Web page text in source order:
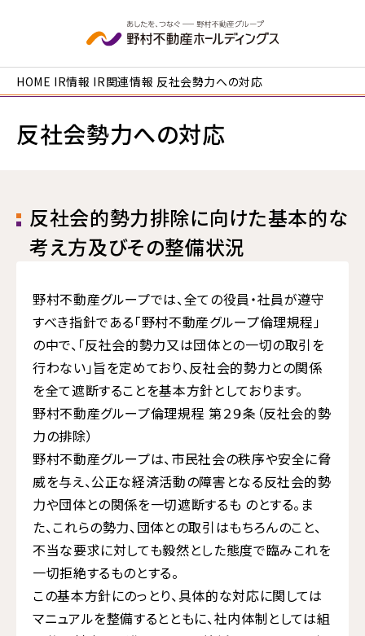
HOME IR情報 IR関連情報 反社会勢力への対応
反社会勢力への対応
反社会的勢力排除に向けた基本的な
考え方及びその整備状況
野村不動産グループでは、全ての役員・社員が遵守
すべき指針である「野村不動産グループ倫理規程」
の中で、「反社会的勢力又は団体との一切の取引を
行わない」旨を定めており、反社会的勢力との関係
を全て遮断することを基本方針としております。
野村不動産グループ倫理規程 第２９条（反社会的勢
力の排除）
野村不動産グループは、市民社会の秩序や安全に脅
威を与え、公正な経済活動の障害となる反社会的勢
力や団体との関係を一切遮断するも のとする。ま
た、これらの勢力、団体との取引はもちろんのこと、
不当な要求に対しても毅然とした態度で臨みこれを
一切拒絶するものとする。
この基本方針にのっとり、具体的な対応に関しては
マニュアルを整備するとともに、社内体制としては組